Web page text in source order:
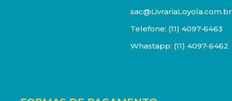
sac@LivrariaLoyola.com.br
Telefone: (11) 4097-6463
Whastapp: (11) 4097-6462